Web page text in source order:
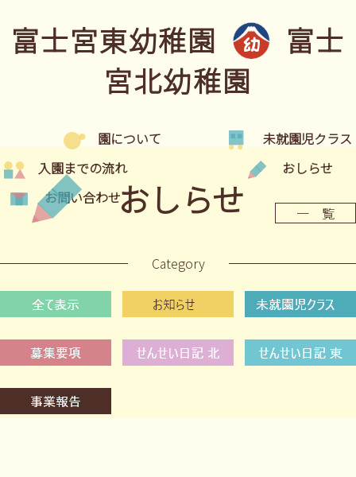
富士宮東幼稚園
富士
宮北幼稚園
園について
未就園児クラス
入園までの流れ
おしらせ
お問い合わせおしらせ 一 覧
Category